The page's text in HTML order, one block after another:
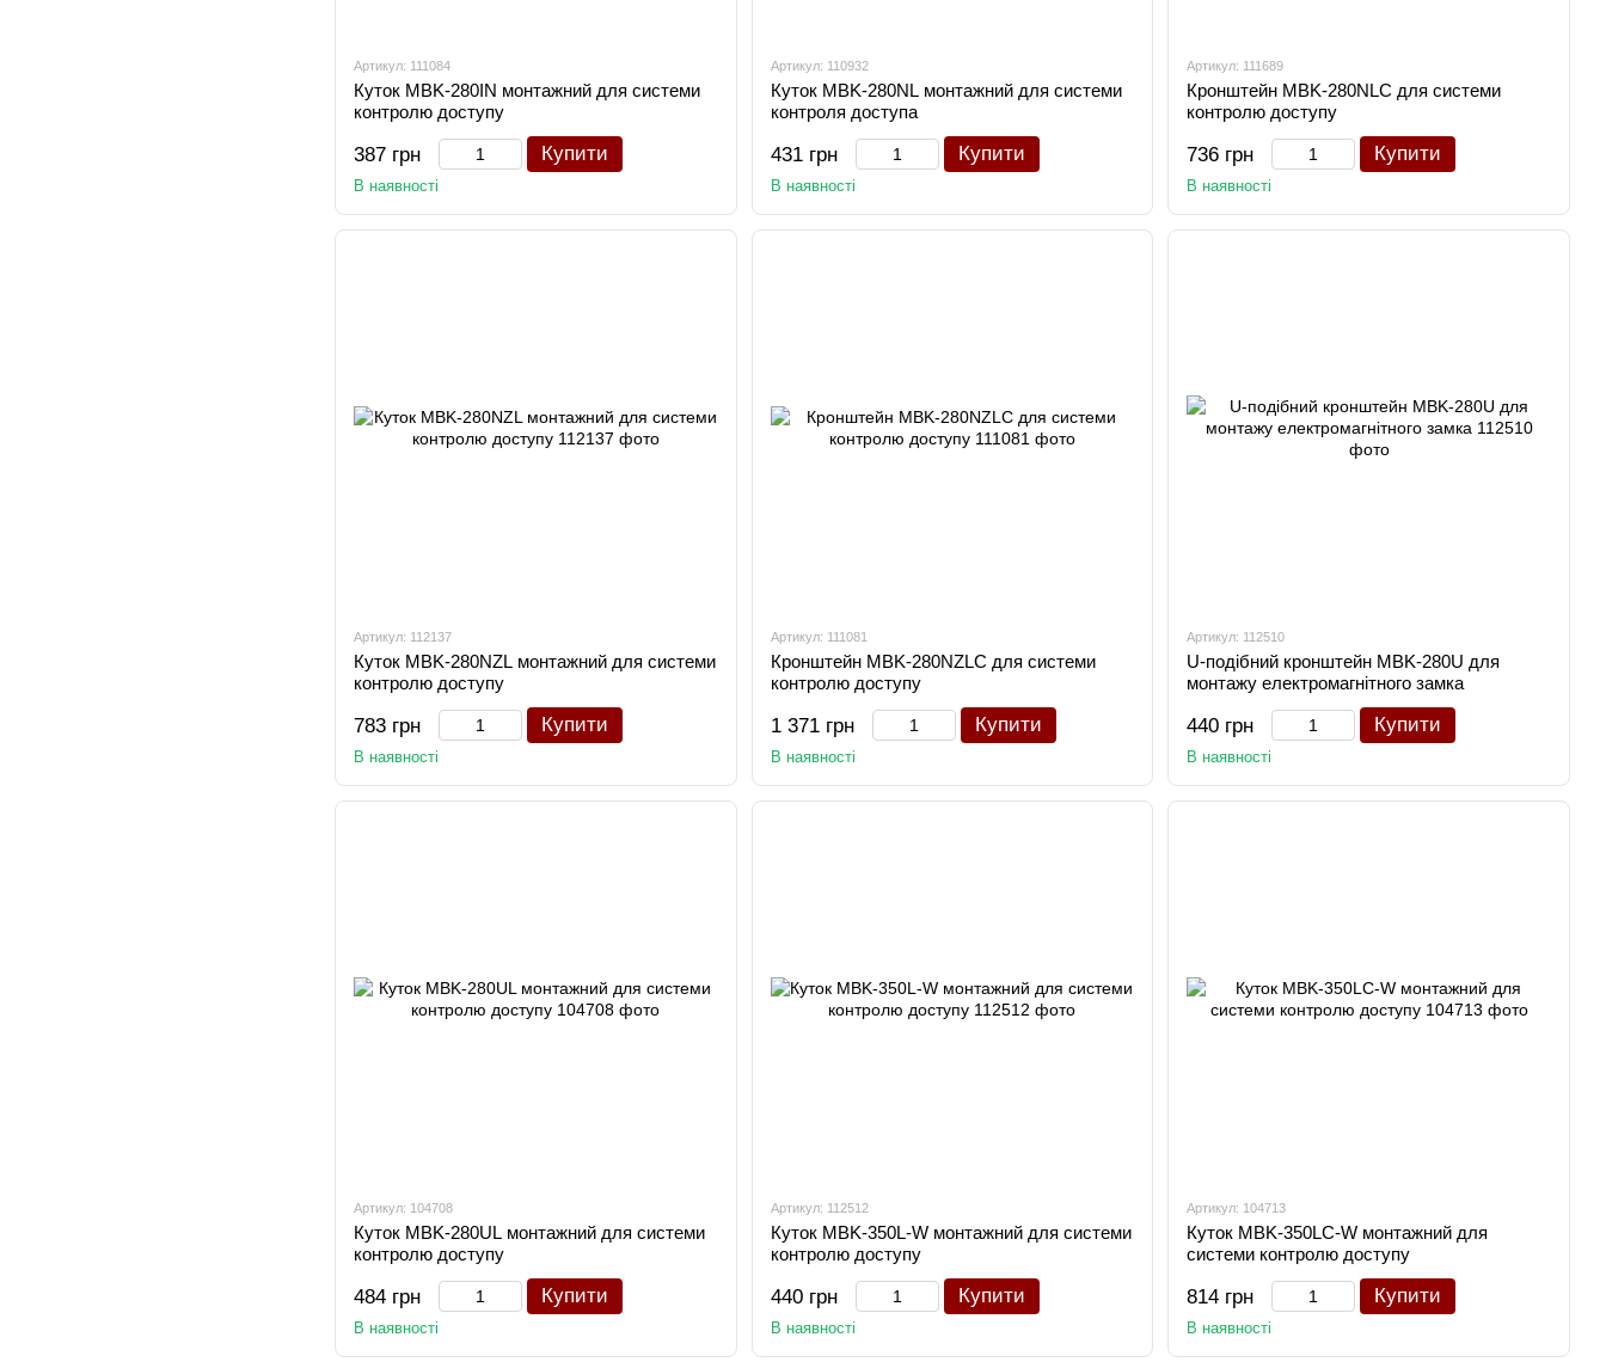
Артикул: 111084
Куток MBK-280IN монтажний для системи
контролю доступу
387 грн Купити
В наявності
Артикул: 110932
Куток MBK-280NL монтажний для системи
контроля доступа
431 грн Купити
В наявності
Артикул: 111689
Кронштейн MBK-280NLC для системи
контролю доступу
736 грн Купити
В наявності
Артикул: 112137
Куток MBK-280NZL монтажний для системи
контролю доступу
783 грн Купити
В наявності
Артикул: 111081
Кронштейн MBK-280NZLC для системи
контролю доступу
1 371 грн Купити
В наявності
Артикул: 112510
U-подібний кронштейн MBK-280U для
монтажу електромагнітного замка
440 грн Купити
В наявності
Артикул: 104708
Куток MBK-280UL монтажний для системи
контролю доступу
484 грн Купити
В наявності
Артикул: 112512
Куток MBK-350L-W монтажний для системи
контролю доступу
440 грн Купити
В наявності
Артикул: 104713
Куток MBK-350LC-W монтажний для
системи контролю доступу
814 грн Купити
В наявності